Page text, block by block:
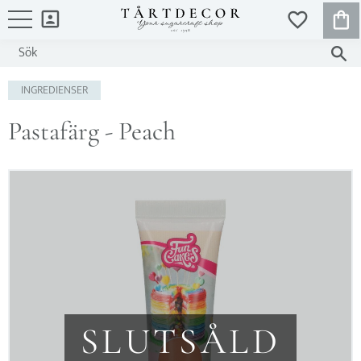
FAVORITER
INGREDIENSER
Pastafärg - Peach
SLUTSÅLD